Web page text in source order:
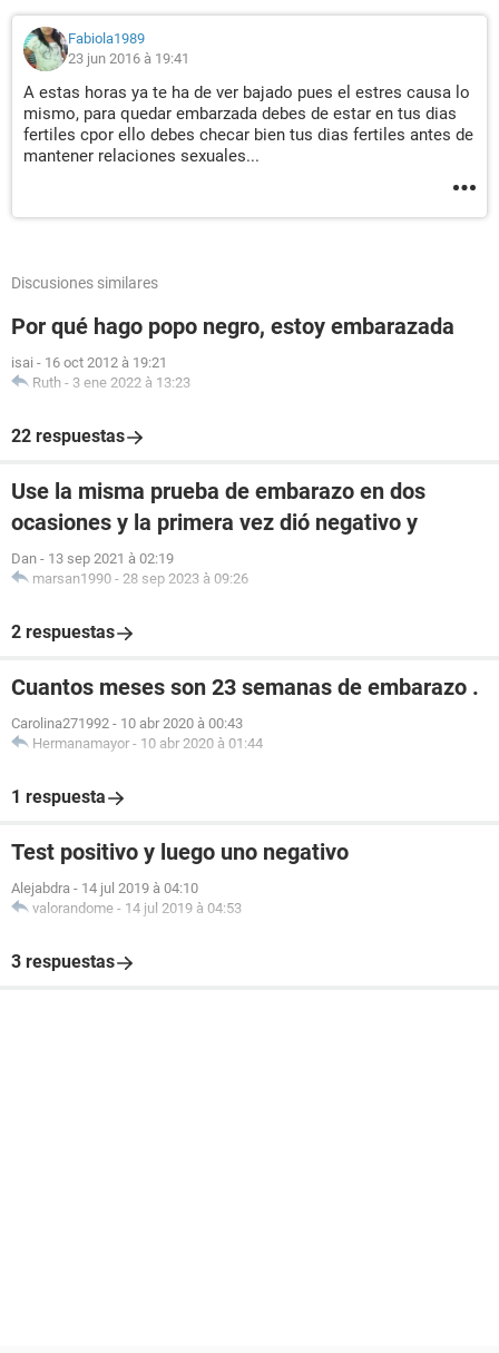
Fabiola1989
23 jun 2016 à 19:41
A estas horas ya te ha de ver bajado pues el estres causa lo
mismo, para quedar embarzada debes de estar en tus dias
fertiles cpor ello debes checar bien tus dias fertiles antes de
mantener relaciones sexuales...
Discusiones similares
Por qué hago popo negro, estoy embarazada
isai - 16 oct 2012 à 19:21
Ruth - 3 ene 2022 à 13:23
22 respuestas
Use la misma prueba de embarazo en dos
ocasiones y la primera vez dió negativo y
Dan - 13 sep 2021 à 02:19
marsan1990 - 28 sep 2023 à 09:26
2 respuestas
Cuantos meses son 23 semanas de embarazo .
Carolina271992 - 10 abr 2020 à 00:43
Hermanamayor - 10 abr 2020 à 01:44
1 respuesta
Test positivo y luego uno negativo
Alejabdra - 14 jul 2019 à 04:10
valorandome - 14 jul 2019 à 04:53
3 respuestas